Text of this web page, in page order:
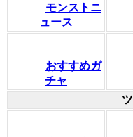
モンストニ
ュース
おすすめガ
チャ